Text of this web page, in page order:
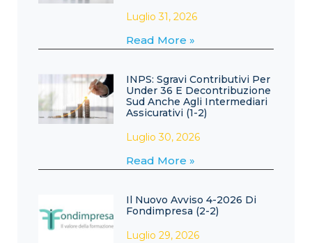
Luglio 31, 2026
Read More »
INPS: Sgravi Contributivi Per
Under 36 E Decontribuzione
Sud Anche Agli Intermediari
Assicurativi (1-2)
Luglio 30, 2026
Read More »
Il Nuovo Avviso 4-2026 Di
Fondimpresa (2-2)
Luglio 29, 2026